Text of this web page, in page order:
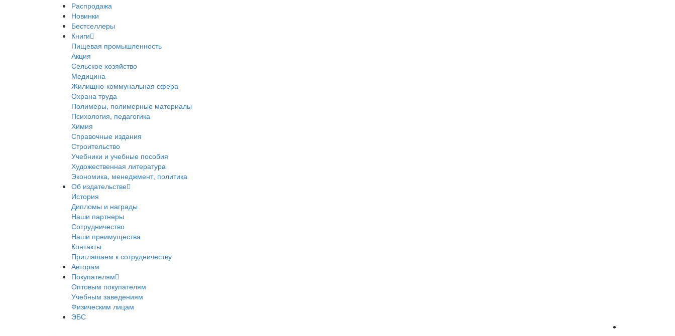
Распродажа
Новинки
Бестселлеры
Книги
Пищевая промышленность
Акция
Сельское хозяйство
Медицина
Жилищно-коммунальная сфера
Охрана труда
Полимеры, полимерные материалы
Психология, педагогика
Химия
Справочные издания
Строительство
Учебники и учебные пособия
Художественная литература
Экономика, менеджмент, политика
Об издательстве
История
Дипломы и награды
Наши партнеры
Сотрудничество
Наши преимущества
Контакты
Приглашаем к сотрудничеству
Авторам
Покупателям
Оптовым покупателям
Учебным заведениям
Физическим лицам
ЭБС